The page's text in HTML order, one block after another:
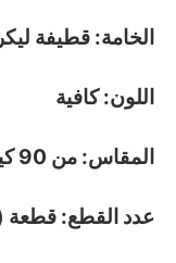
الخامة: قطيفة
اللون: كافية
المقاس: من 90 كيلو – 120 كيلو
عدد القطع: